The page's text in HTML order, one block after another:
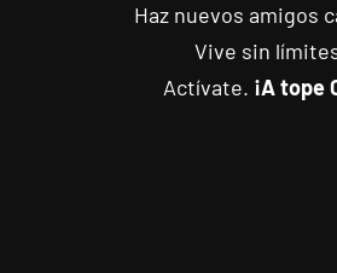
Haz nuevos amigos
Vive sin
Actívate. ¡A tope